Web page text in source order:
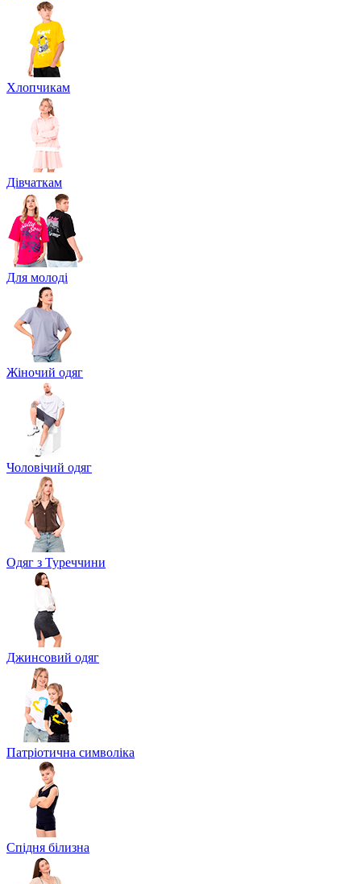
Хлопчикам
Дівчаткам
Для молоді
Жіночий одяг
Чоловічий одяг
Одяг з Туреччини
Джинсовий одяг
Патріотична символіка
Спідня білизна